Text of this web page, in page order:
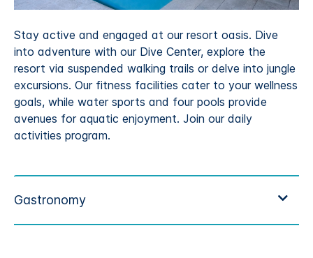
Stay active and engaged at our resort oasis. Dive
into adventure with our Dive Center, explore the
resort via suspended walking trails or delve into jungle
excursions. Our fitness facilities cater to your wellness
goals, while water sports and four pools provide
avenues for aquatic enjoyment. Join our daily
activities program.